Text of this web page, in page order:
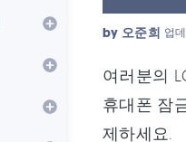
by 오준희 업
여러분의
휴대폰 잠
제하세요.